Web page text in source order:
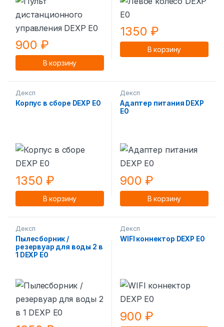
900₽
В корзину
1350₽
В корзину
Дексп
Корпус в сборе DEXP E0
1350₽
В корзину
Дексп
Адаптер питания DEXP
E0
900₽
В корзину
Дексп
Пылесборник /
резервуар для воды 2 в
1 DEXP E0
Дексп
WIFI коннектор DEXP E0
900₽